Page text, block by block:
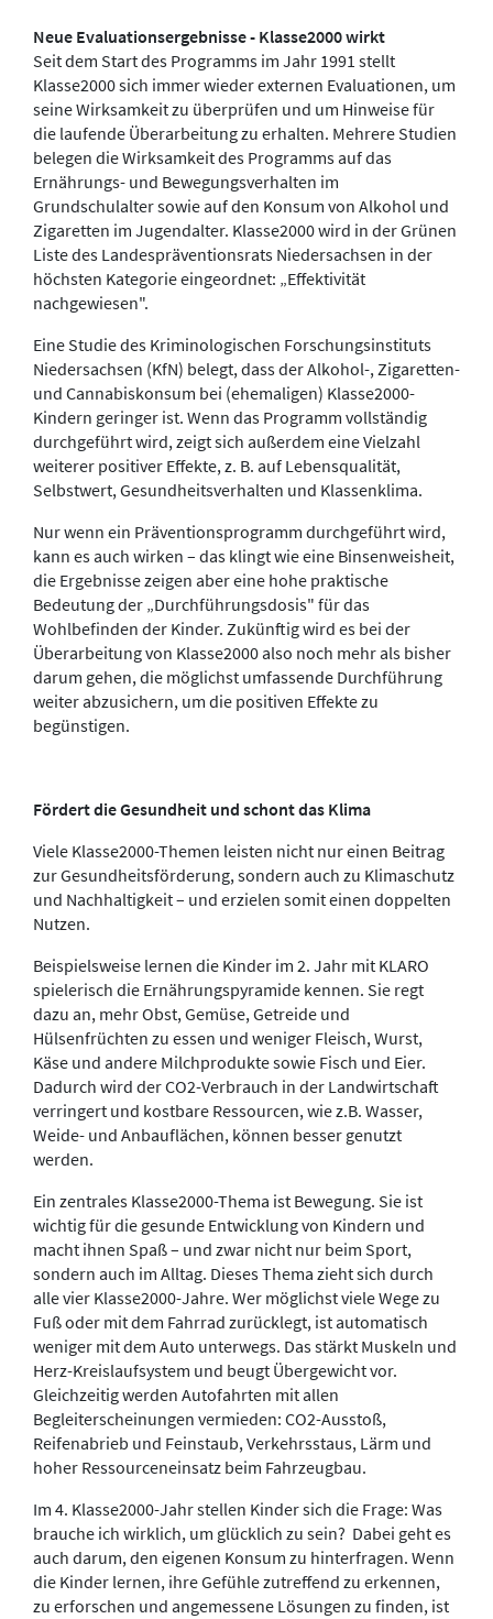
Neue Evaluationsergebnisse - Klasse2000 wirkt
Seit dem Start des Programms im Jahr 1991 stellt
Klasse2000 sich immer wieder externen Evaluationen, um
seine Wirksamkeit zu überprüfen und um Hinweise für
die laufende Überarbeitung zu erhalten. Mehrere Studien
belegen die Wirksamkeit des Programms auf das
Ernährungs- und Bewegungsverhalten im
Grundschulalter sowie auf den Konsum von Alkohol und
Zigaretten im Jugendalter. Klasse2000 wird in der Grünen
Liste des Landespräventionsrats Niedersachsen in der
höchsten Kategorie eingeordnet: „Effektivität
nachgewiesen".
Eine Studie des Kriminologischen Forschungsinstituts
Niedersachsen (KfN) belegt, dass der Alkohol-, Zigaretten-
und Cannabiskonsum bei (ehemaligen) Klasse2000-
Kindern geringer ist. Wenn das Programm vollständig
durchgeführt wird, zeigt sich außerdem eine Vielzahl
weiterer positiver Effekte, z. B. auf Lebensqualität,
Selbstwert, Gesundheitsverhalten und Klassenklima.
Nur wenn ein Präventionsprogramm durchgeführt wird,
kann es auch wirken – das klingt wie eine Binsenweisheit,
die Ergebnisse zeigen aber eine hohe praktische
Bedeutung der „Durchführungsdosis" für das
Wohlbefinden der Kinder. Zukünftig wird es bei der
Überarbeitung von Klasse2000 also noch mehr als bisher
darum gehen, die möglichst umfassende Durchführung
weiter abzusichern, um die positiven Effekte zu
begünstigen.
Fördert die Gesundheit und schont das Klima
Viele Klasse2000-Themen leisten nicht nur einen Beitrag
zur Gesundheitsförderung, sondern auch zu Klimaschutz
und Nachhaltigkeit – und erzielen somit einen doppelten
Nutzen.
Beispielsweise lernen die Kinder im 2. Jahr mit KLARO
spielerisch die Ernährungspyramide kennen. Sie regt
dazu an, mehr Obst, Gemüse, Getreide und
Hülsenfrüchten zu essen und weniger Fleisch, Wurst,
Käse und andere Milchprodukte sowie Fisch und Eier.
Dadurch wird der CO2-Verbrauch in der Landwirtschaft
verringert und kostbare Ressourcen, wie z.B. Wasser,
Weide- und Anbauflächen, können besser genutzt
werden.
Ein zentrales Klasse2000-Thema ist Bewegung. Sie ist
wichtig für die gesunde Entwicklung von Kindern und
macht ihnen Spaß – und zwar nicht nur beim Sport,
sondern auch im Alltag. Dieses Thema zieht sich durch
alle vier Klasse2000-Jahre. Wer möglichst viele Wege zu
Fuß oder mit dem Fahrrad zurücklegt, ist automatisch
weniger mit dem Auto unterwegs. Das stärkt Muskeln und
Herz-Kreislaufsystem und beugt Übergewicht vor.
Gleichzeitig werden Autofahrten mit allen
Begleiterscheinungen vermieden: CO2-Ausstoß,
Reifenabrieb und Feinstaub, Verkehrsstaus, Lärm und
hoher Ressourceneinsatz beim Fahrzeugbau.
Im 4. Klasse2000-Jahr stellen Kinder sich die Frage: Was
brauche ich wirklich, um glücklich zu sein? Dabei geht es
auch darum, den eigenen Konsum zu hinterfragen. Wenn
die Kinder lernen, ihre Gefühle zutreffend zu erkennen,
zu erforschen und angemessene Lösungen zu finden, ist